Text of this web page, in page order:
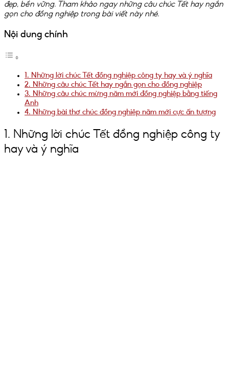
đẹp, bền vững. Tham khảo ngay những câu chúc Tết hay ngắn
gọn cho đồng nghiệp trong bài viết này nhé.
Nội dung chính
1. Những lời chúc Tết đồng nghiệp công ty hay và ý nghĩa
2. Những câu chúc Tết hay ngắn gọn cho đồng nghiệp
3. Những câu chúc mừng năm mới đồng nghiệp bằng tiếng
Anh
4. Những bài thơ chúc đồng nghiệp năm mới cực ấn tượng
1. Những lời chúc Tết đồng nghiệp công ty
hay và ý nghĩa